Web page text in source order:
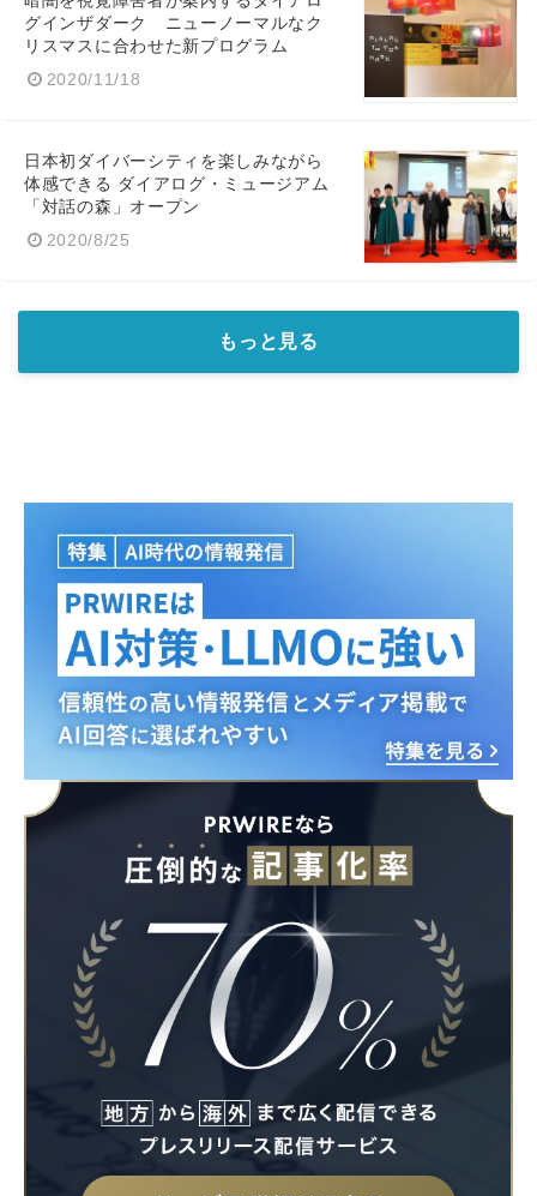
グインザダーク ニューノーマルなク
リスマスに合わせた新プログラム
2020/11/18
日本初ダイバーシティを楽しみながら
体感できる ダイアログ・ミュージアム
「対話の森」オープン
2020/8/25
もっと見る